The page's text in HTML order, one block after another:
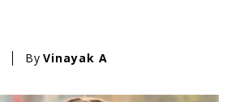
By Vinayak A